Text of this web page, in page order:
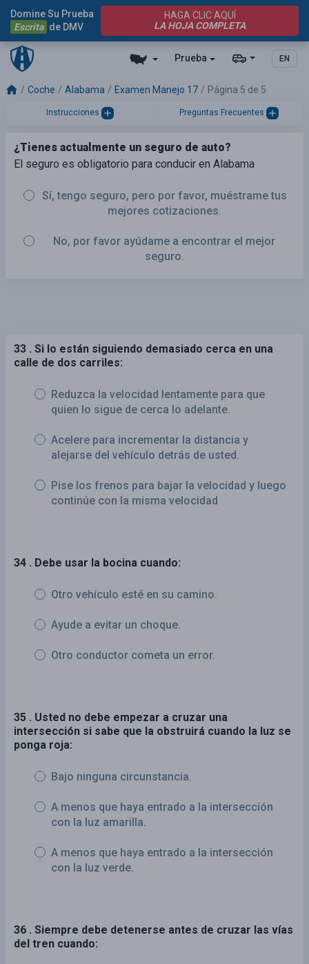
Prueba EN
Domine Su Prueba
Escrita de DMV
HAGA CLIC AQUÍ
LA HOJA COMPLETA
Coche Alabama Examen Manejo 17 Página 5 de 5
Instrucciones Preguntas Frecuentes
¿Tienes actualmente un seguro de auto?
El seguro es obligatorio para conducir en Alabama
Sí, tengo seguro, pero por favor, muéstrame tus
mejores cotizaciones.
No, por favor ayúdame a encontrar el mejor
seguro.
33 . Si lo están siguiendo demasiado cerca en una
calle de dos carriles:
Reduzca la velocidad lentamente para que
quien lo sigue de cerca lo adelante.
Acelere para incrementar la distancia y
alejarse del vehículo detrás de usted.
Pise los frenos para bajar la velocidad y luego
continúe con la misma velocidad
34 . Debe usar la bocina cuando:
Otro vehículo esté en su camino.
Ayude a evitar un choque.
Otro conductor cometa un error.
35 . Usted no debe empezar a cruzar una
intersección si sabe que la obstruirá cuando la luz se
ponga roja:
Bajo ninguna circunstancia.
A menos que haya entrado a la intersección
con la luz amarilla.
A menos que haya entrado a la intersección
con la luz verde.
36 . Siempre debe detenerse antes de cruzar las vías
del tren cuando: